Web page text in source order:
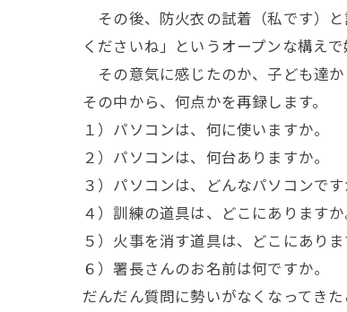
その後、防火衣の試着（私です）
くださいね」というオープンな構えで
その意気に感じたのか、子ども達
その中から、何点かを再録します。
１）パソコンは、何に使いますか。
２）パソコンは、何台ありますか。
３）パソコンは、どんなパソコン
４）訓練の道具は、どこにありますか
５）火事を消す道具は、どこにあり
６）署長さんのお名前は何ですか。
だんだん質問に勢いがなくなってき